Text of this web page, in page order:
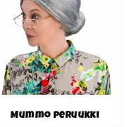
Mummo peruukki